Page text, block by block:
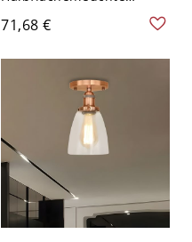
Vintage Restaurant
Deckenleuchte mit Kegel
Opalglas Schirm in Kupfer
71,68 €